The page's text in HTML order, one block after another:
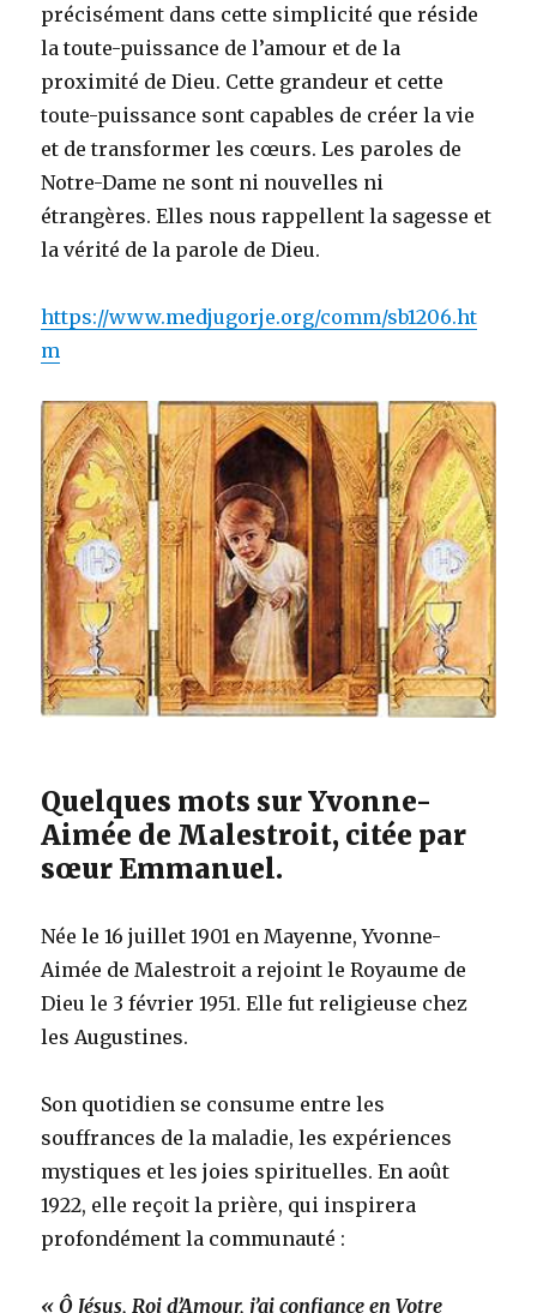
précisément dans cette simplicité que réside
la toute-puissance de l’amour et de la
proximité de Dieu. Cette grandeur et cette
toute-puissance sont capables de créer la vie
et de transformer les cœurs. Les paroles de
Notre-Dame ne sont ni nouvelles ni
étrangères. Elles nous rappellent la sagesse et
la vérité de la parole de Dieu.
https://www.medjugorje.org/comm/sb1206.ht
m
Quelques mots sur Yvonne-
Aimée de Malestroit, citée par
sœur Emmanuel.
Née le 16 juillet 1901 en Mayenne, Yvonne-
Aimée de Malestroit a rejoint le Royaume de
Dieu le 3 février 1951. Elle fut religieuse chez
les Augustines.
Son quotidien se consume entre les
souffrances de la maladie, les expériences
mystiques et les joies spirituelles. En août
1922, elle reçoit la prière, qui inspirera
profondément la communauté :
« Ô Jésus, Roi d’Amour, j’ai confiance en Votre